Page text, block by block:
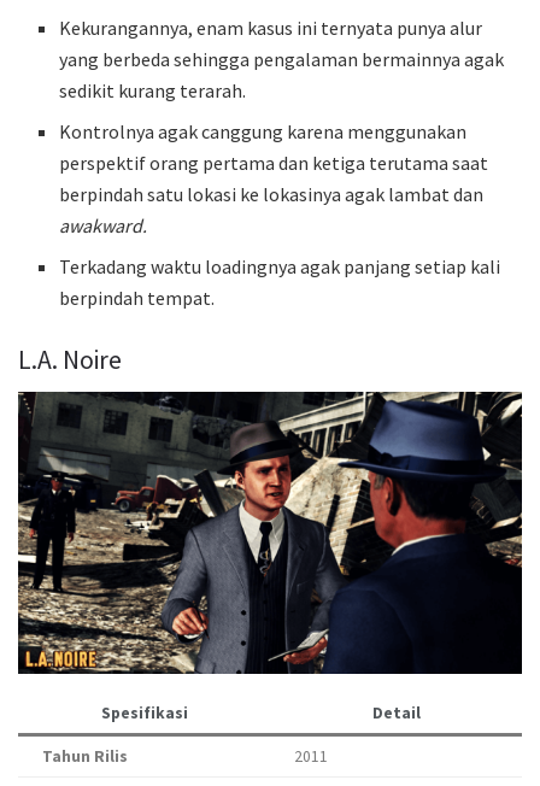
Kekurangannya, enam kasus ini ternyata punya alur
yang berbeda sehingga pengalaman bermainnya agak
sedikit kurang terarah.
Kontrolnya agak canggung karena menggunakan
perspektif orang pertama dan ketiga terutama saat
berpindah satu lokasi ke lokasinya agak lambat dan
awakward.
Terkadang waktu loadingnya agak panjang setiap kali
berpindah tempat.
L.A. Noire
Spesifikasi Detail
Tahun Rilis
2011